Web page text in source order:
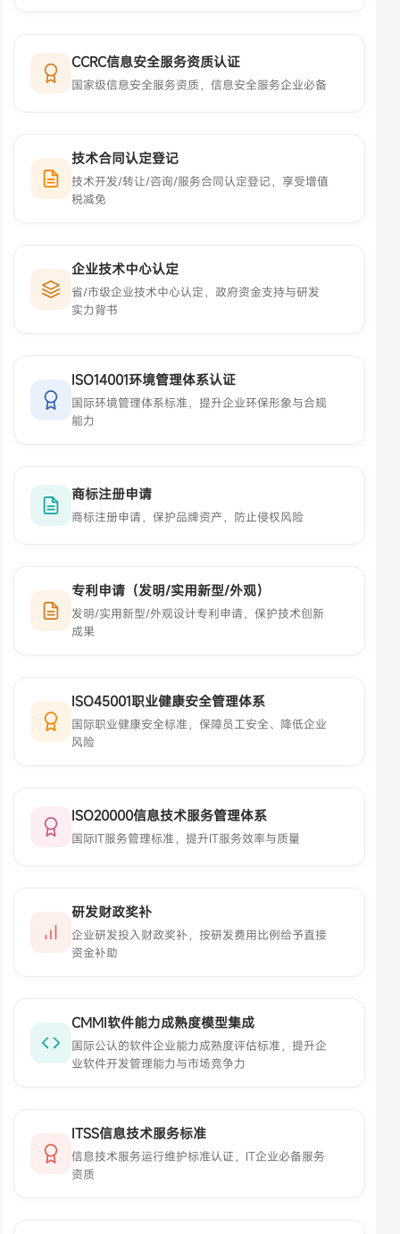
CCRC信息安全服务资质认证
国家级信息安全服务资质，信息安全服务企业必备
技术合同认定登记
技术开发/转让/咨询/服务合同认定登记，享受增值
税减免
企业技术中心认定
省/市级企业技术中心认定，政府资金支持与研发
实力背书
ISO14001环境管理体系认证
国际环境管理体系标准，提升企业环保形象与合规
能力
商标注册申请
商标注册申请，保护品牌资产，防止侵权风险
专利申请（发明/实用新型/外观）
发明/实用新型/外观设计专利申请，保护技术创新
成果
ISO45001职业健康安全管理体系
国际职业健康安全标准，保障员工安全、降低企业
风险
ISO20000信息技术服务管理体系
国际IT服务管理标准，提升IT服务效率与质量
研发财政奖补
企业研发投入财政奖补，按研发费用比例给予直接
资金补助
CMMI软件能力成熟度模型集成
国际公认的软件企业能力成熟度评估标准，提升企
业软件开发管理能力与市场竞争力
ITSS信息技术服务标准
信息技术服务运行维护标准认证，IT企业必备服务
资质